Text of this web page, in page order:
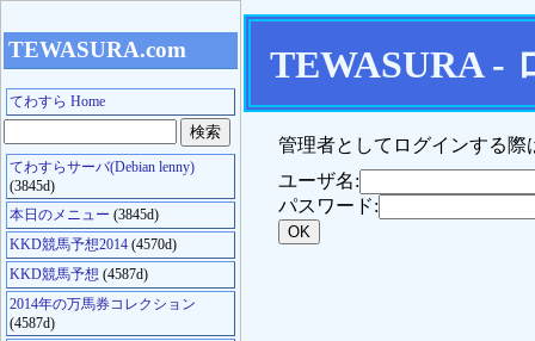
TEWASURA -
管理者としてログインする際
ユーザ名:
パスワード:
TEWASURA.com
てわすら Home
てわすらサーバ(Debian lenny)
(3845d)
本日のメニュー (3845d)
KKD競馬予想2014 (4570d)
KKD競馬予想 (4587d)
2014年の万馬券コレクション
(4587d)